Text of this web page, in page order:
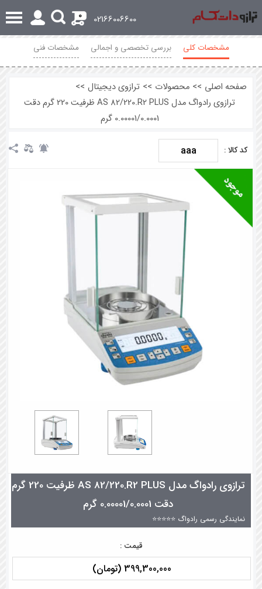
02166006600
0
مشخصات کلی بررسی تخصصی و اجمالی مشخصات فنی
صفحه اصلی >> محصولات >> ترازوی دیجیتال >>
ترازوی رادواگ مدل AS 82/220.R2 PLUS ظرفیت 220 گرم دقت
0.00001/0.0001 گرم
کد کالا : aaa
ترازوی رادواگ مدل AS 82/220.R2 PLUS ظرفیت 220 گرم
دقت 0.00001/0.0001 گرم
نمایندگی رسمی رادواگ ⭐⭐⭐⭐⭐
قیمت :
399,300,000 (تومان)